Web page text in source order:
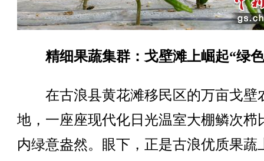
精细果蔬集群：戈壁滩上崛起“绿
在古浪县黄花滩移民区的万亩戈壁
地，一座座现代化日光温室大棚鳞次栉
内绿意盎然。眼下，正是古浪优质果蔬